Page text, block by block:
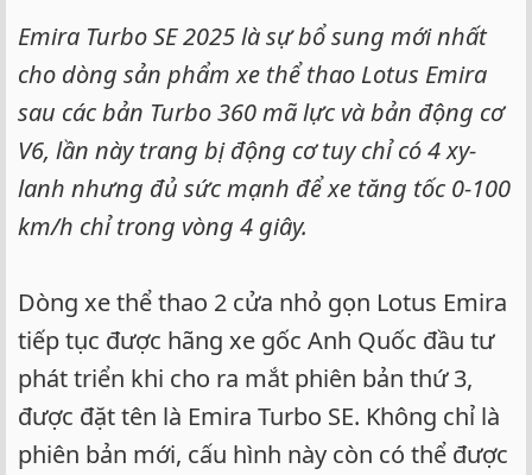
Emira Turbo SE 2025 là sự bổ sung mới nhất
cho dòng sản phẩm xe thể thao Lotus Emira
sau các bản Turbo 360 mã lực và bản động cơ
V6, lần này trang bị động cơ tuy chỉ có 4 xy-
lanh nhưng đủ sức mạnh để xe tăng tốc 0-100
km/h chỉ trong vòng 4 giây.
Dòng xe thể thao 2 cửa nhỏ gọn Lotus Emira
tiếp tục được hãng xe gốc Anh Quốc đầu tư
phát triển khi cho ra mắt phiên bản thứ 3,
được đặt tên là Emira Turbo SE. Không chỉ là
phiên bản mới, cấu hình này còn có thể được